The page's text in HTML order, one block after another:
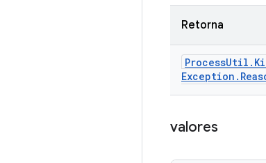
Retorna
ProcessUtil .
Exception .
valores